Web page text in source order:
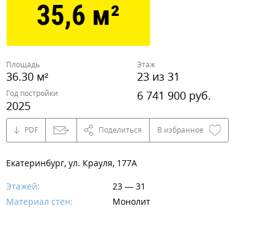
Площадь
36.30 м²
Этаж
23 из 31
Год постройки
2025
6 741 900 руб.
PDF Поделиться В избранное
Екатеринбург, ул. Крауля, 177А
Этажей:
23 — 31
Материал стен:
Монолит